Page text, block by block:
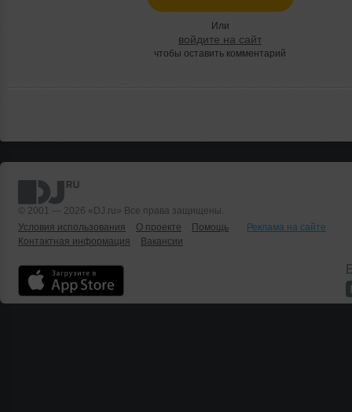
Или
войдите на сайт
чтобы оставить комментарий
© 2001 — 2026 «DJ.ru» Все права защищены.
Условия использования
О проекте Помощь
Реклама на сайте
Контактная информация
Вакансии